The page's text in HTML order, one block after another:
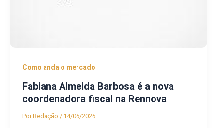
Como anda o mercado
Fabiana Almeida Barbosa é a nova
coordenadora fiscal na Rennova
PorRedação / 14/06/2026